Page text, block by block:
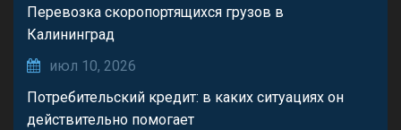
Перевозка скоропортящихся грузов в
Калининград
июл 10, 2026
Потребительский кредит: в каких ситуациях он
действительно помогает